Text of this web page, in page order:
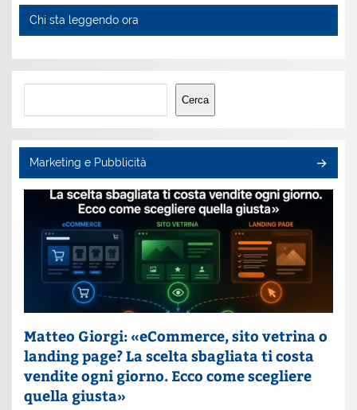
Chi sta leggendo ora
Cerca
Cerca
Marketing e Pubblicità
Matteo Giorgi: «eCommerce, sito vetrina o
landing page? La scelta sbagliata ti costa
vendite ogni giorno. Ecco come scegliere
quella giusta»